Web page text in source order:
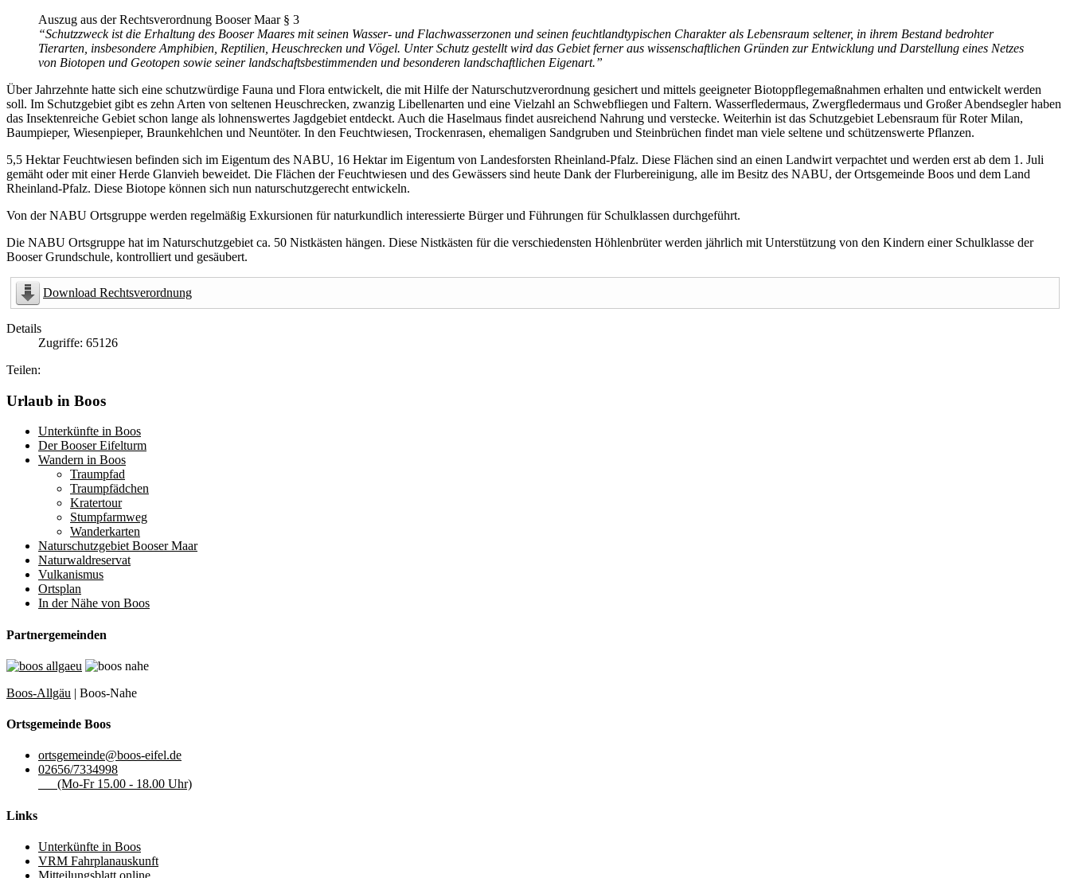
Auszug aus der Rechtsverordnung Booser Maar § 3
“Schutzzweck ist die Erhaltung des Booser Maares mit seinen Wasser- und Flachwasserzonen und seinen feuchtlandtypischen Charakter als Lebensraum seltener, in ihrem Bestand bedrohter
Tierarten, insbesondere Amphibien, Reptilien, Heuschrecken und Vögel. Unter Schutz gestellt wird das Gebiet ferner aus wissenschaftlichen Gründen zur Entwicklung und Darstellung eines Netzes
von Biotopen und Geotopen sowie seiner landschaftsbestimmenden und besonderen landschaftlichen Eigenart.”
Über Jahrzehnte hatte sich eine schutzwürdige Fauna und Flora entwickelt, die mit Hilfe der Naturschutzverordnung gesichert und mittels geeigneter Biotoppflegemaßnahmen erhalten und entwickelt werden
soll. Im Schutzgebiet gibt es zehn Arten von seltenen Heuschrecken, zwanzig Libellenarten und eine Vielzahl an Schwebfliegen und Faltern. Wasserfledermaus, Zwergfledermaus und Großer Abendsegler haben
das Insektenreiche Gebiet schon lange als lohnenswertes Jagdgebiet entdeckt. Auch die Haselmaus findet ausreichend Nahrung und verstecke. Weiterhin ist das Schutzgebiet Lebensraum für Roter Milan,
Baumpieper, Wiesenpieper, Braunkehlchen und Neuntöter. In den Feuchtwiesen, Trockenrasen, ehemaligen Sandgruben und Steinbrüchen findet man viele seltene und schützenswerte Pflanzen.
5,5 Hektar Feuchtwiesen befinden sich im Eigentum des NABU, 16 Hektar im Eigentum von Landesforsten Rheinland-Pfalz. Diese Flächen sind an einen Landwirt verpachtet und werden erst ab dem 1. Juli
gemäht oder mit einer Herde Glanvieh beweidet. Die Flächen der Feuchtwiesen und des Gewässers sind heute Dank der Flurbereinigung, alle im Besitz des NABU, der Ortsgemeinde Boos und dem Land
Rheinland-Pfalz. Diese Biotope können sich nun naturschutzgerecht entwickeln.
Von der NABU Ortsgruppe werden regelmäßig Exkursionen für naturkundlich interessierte Bürger und Führungen für Schulklassen durchgeführt.
Die NABU Ortsgruppe hat im Naturschutzgebiet ca. 50 Nistkästen hängen. Diese Nistkästen für die verschiedensten Höhlenbrüter werden jährlich mit Unterstützung von den Kindern einer Schulklasse der
Booser Grundschule, kontrolliert und gesäubert.
Download Rechtsverordnung
Details
Zugriffe: 65126
Teilen:
Urlaub in Boos
Unterkünfte in Boos
Der Booser Eifelturm
Wandern in Boos
Traumpfad
Traumpfädchen
Kratertour
Stumpfarmweg
Wanderkarten
Naturschutzgebiet Booser Maar
Naturwaldreservat
Vulkanismus
Ortsplan
In der Nähe von Boos
Partnergemeinden
Boos-Allgäu | Boos-Nahe
Ortsgemeinde Boos
ortsgemeinde@boos-eifel.de
02656/7334998
(Mo-Fr 15.00 - 18.00 Uhr)
Links
Unterkünfte in Boos
VRM Fahrplanauskunft
Mitteilungsblatt online